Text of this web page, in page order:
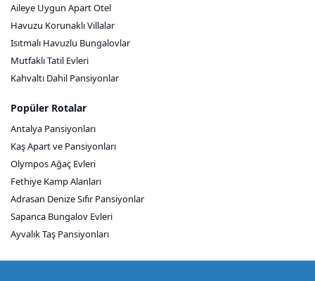
Aileye Uygun Apart Otel
Havuzu Korunaklı Villalar
Isıtmalı Havuzlu Bungalovlar
Mutfaklı Tatil Evleri
Kahvaltı Dahil Pansiyonlar
Popüler Rotalar
Antalya Pansiyonları
Kaş Apart ve Pansiyonları
Olympos Ağaç Evleri
Fethiye Kamp Alanları
Adrasan Denize Sıfır Pansiyonlar
Sapanca Bungalov Evleri
Ayvalık Taş Pansiyonları